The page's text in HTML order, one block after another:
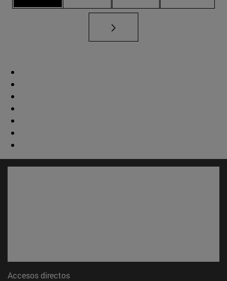
Accesos directos